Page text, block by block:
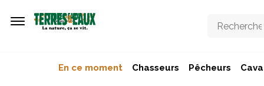
En ce moment Chasseurs Pêcheurs